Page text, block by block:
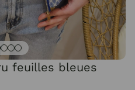
feuilles bleues